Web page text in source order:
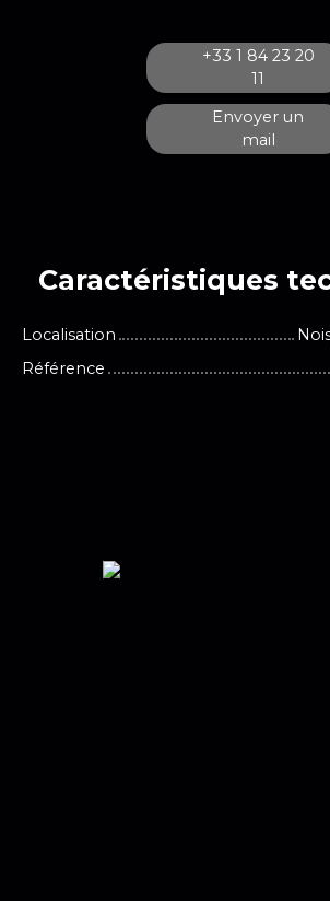
+33 1 84 23 20
11
Envoyer un
mail
Caractéristiques
Localisation
Référence